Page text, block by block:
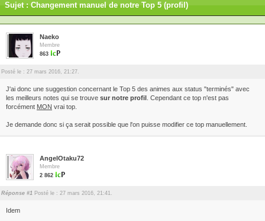
Sujet : Changement manuel de notre Top 5 (profil)
Naeko
Membre
863
Posté le : 27 mars 2016, 21:27.
J'ai donc une suggestion concernant le Top 5 des animes aux status "terminés" avec
les meilleurs notes qui se trouve sur notre profil . Cependant ce top n'est pas
forcément MON vrai top.
Je demande donc si ça serait possible que l'on puisse modifier ce top manuellement.
AngelOtaku72
Membre
2 862
Réponse #1 Posté le : 27 mars 2016, 21:41.
Idem